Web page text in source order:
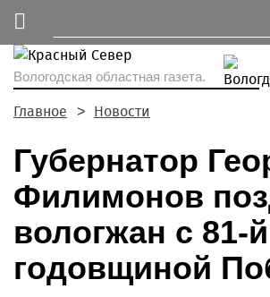
Вологодская областная газета.
Главное Новости
Губернатор
Филимонов
вологжан с 81-й
годовщиной